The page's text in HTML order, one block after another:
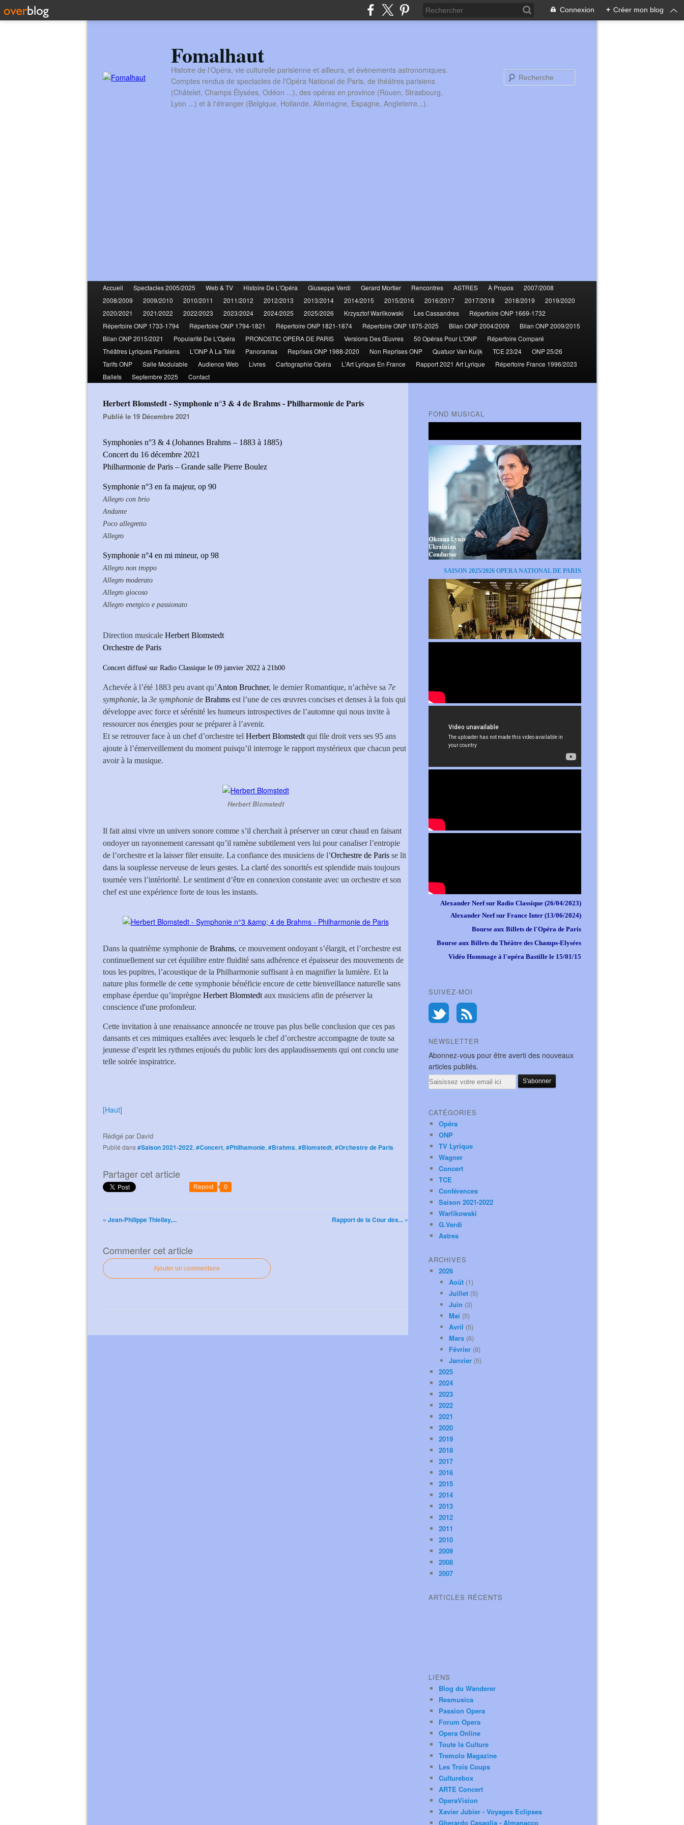
Connexion + Créer mon blog
Fomalhaut
Histoire de l'Opéra, vie culturelle parisienne et ailleurs, et évènements astronomiques.
Comptes rendus de spectacles de l'Opéra National de Paris, de théâtres parisiens
(Châtelet, Champs Élysées, Odéon ...), des opéras en province (Rouen, Strasbourg,
Lyon ...) et à l'étranger (Belgique, Hollande, Allemagne, Espagne, Angleterre...).
Accueil Spectacles 2005/2025 Web & TV Histoire De L'Opéra Giuseppe Verdi Gerard Mortier Rencontres ASTRES À Propos
2007/2008
2008/2009
2009/2010 2010/2011 2011/2012 2012/2013 2013/2014 2014/2015 2015/2016 2016/2017 2017/2018 2018/2019
2019/2020
2020/2021
2021/2022 2022/2023 2023/2024 2024/2025 2025/2026 Krzysztof Warlikowski Les Cassandres
Répertoire ONP 1669-1732
Répertoire ONP 1733-1794
Répertoire ONP 1794-1821 Répertoire ONP 1821-1874 Répertoire ONP 1875-2025 Bilan ONP 2004/2009
Bilan ONP 2009/2015
Bilan ONP 2015/2021
Popularité De L'Opéra PRONOSTIC OPERA DE PARIS Versions Des Œuvres 50 Opéras Pour L'ONP
Répertoire Comparé
Théâtres Lyriques Parisiens
L'ONP À La Télé Panoramas Reprises ONP 1988-2020 Non Reprises ONP Quatuor Van Kuijk TCE 23/24
ONP 25/26
Tarifs ONP
Salle Modulable Audience Web Livres Cartographie Opéra L'Art Lyrique En France Rapport 2021 Art Lyrique
Répertoire France 1996/2023
Ballets
Septembre 2025 Contact
Herbert Blomstedt - Symphonie n°3 & 4 de Brahms - Philharmonie de Paris
Publié le 19 Décembre 2021
Symphonies n°3 & 4 (Johannes Brahms – 1883 à 1885)
Concert du 16 décembre 2021
Philharmonie de Paris – Grande salle Pierre Boulez
Symphonie n°3 en fa majeur, op 90
Allegro con brio
Andante
Poco allegretto
Allegro
Symphonie n°4 en mi mineur, op 98
Allegro non troppo
Allegro moderato
Allegro giocoso
Allegro energico e passionato
Direction musicale Herbert Blomstedt
Orchestre de Paris
Concert diffusé sur Radio Classique le 09 janvier 2022 à 21h00
Achevée à l’été 1883 peu avant qu’Anton Bruchner, le dernier Romantique, n’achève sa 7e
symphonie, la 3e symphonie de Brahms est l’une de ces œuvres concises et denses à la fois qui
développe avec force et sérénité les humeurs introspectives de l’automne qui nous invite à
ressourcer nos énergies pour se préparer à l’avenir.
Et se retrouver face à un chef d’orchestre tel Herbert Blomstedt qui file droit vers ses 95 ans
ajoute à l’émerveillement du moment puisqu’il interroge le rapport mystérieux que chacun peut
avoir à la musique.
Herbert Blomstedt
Il fait ainsi vivre un univers sonore comme s’il cherchait à préserver un cœur chaud en faisant
ondoyer un rayonnement caressant qu’il ramène subtilement vers lui pour canaliser l’entropie
de l’orchestre et la laisser filer ensuite. La confiance des musiciens de l’Orchestre de Paris se lit
dans la souplesse nerveuse de leurs gestes. La clarté des sonorités est splendide mais toujours
tournée vers l’intériorité. Le sentiment d’être en connexion constante avec un orchestre et son
chef est une expérience forte de tous les instants.
Dans la quatrième symphonie de Brahms, ce mouvement ondoyant s’élargit, et l’orchestre est
continuellement sur cet équilibre entre fluidité sans adhérence et épaisseur des mouvements de
tous les pupitres, l’acoustique de la Philharmonie suffisant à en magnifier la lumière. Et la
nature plus formelle de cette symphonie bénéficie encore de cette bienveillance naturelle sans
emphase éperdue qu’imprègne Herbert Blomstedt aux musiciens afin de préserver la
conscience d'une profondeur.
Cette invitation à une renaissance annoncée ne trouve pas plus belle conclusion que ces pas
dansants et ces mimiques exaltées avec lesquels le chef d’orchestre accompagne de toute sa
jeunesse d’esprit les rythmes enjoués du public lors des applaudissements qui ont conclu une
telle soirée inspiratrice.
[Haut]
Rédigé par David
Publié dans#Saison 2021-2022, #Concert, #Philhamonie, #Brahms, #Blomstedt, #Orchestre de Paris
Partager cet article
Repost 0
« Jean-Philippe Thiellay,... Rapport de la Cour des... »
Commenter cet article
Ajouter un commentaire
FOND MUSICAL
SAISON 2025/2026 OPERA NATIONAL DE PARIS
Alexander Neef sur Radio Classique (26/04/2023)
Alexander Neef sur France Inter (13/06/2024)
Bourse aux Billets de l'Opéra de Paris
Bourse aux Billets du Théâtre des Champs-Elysées
Vidéo Hommage à l'opéra Bastille le 15/01/15
SUIVEZ-MOI
NEWSLETTER
Abonnez-vous pour être averti des nouveaux
articles publiés.
Email
CATÉGORIES
Opéra
ONP
TV Lyrique
Wagner
Concert
TCE
Conférences
Saison 2021-2022
Warlikowski
G.Verdi
Astres
ARCHIVES
2026
Août (1)
Juillet (5)
Juin (3)
Mai (5)
Avril (5)
Mars (6)
Février (8)
Janvier (5)
2025
2024
2023
2022
2021
2020
2019
2018
2017
2016
2015
2014
2013
2012
2011
2010
2009
2008
2007
ARTICLES RÉCENTS
LIENS
Blog du Wanderer
Resmusica
Passion Opera
Forum Opera
Opera Online
Toute la Culture
Tremolo Magazine
Les Trois Coups
Culturebox
ARTE Concert
OperaVision
Xavier Jubier - Voyages Eclipses
Gherardo Casaglia - Almanacco